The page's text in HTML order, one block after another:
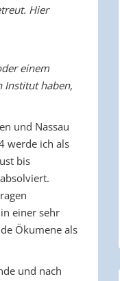
Hier
einem
Institut haben,
und Nassau
werde ich als
bis
einer sehr
Ökumene als
und nach